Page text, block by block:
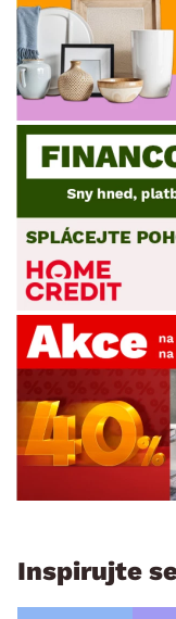
Inspirujte